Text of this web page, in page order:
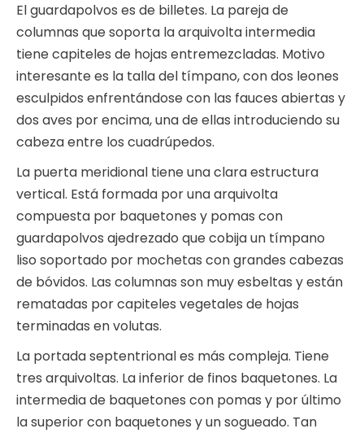
El guardapolvos es de billetes. La pareja de
columnas que soporta la arquivolta intermedia
tiene capiteles de hojas entremezcladas. Motivo
interesante es la talla del tímpano, con dos leones
esculpidos enfrentándose con las fauces abiertas y
dos aves por encima, una de ellas introduciendo su
cabeza entre los cuadrúpedos.
La puerta meridional tiene una clara estructura
vertical. Está formada por una arquivolta
compuesta por baquetones y pomas con
guardapolvos ajedrezado que cobija un tímpano
liso soportado por mochetas con grandes cabezas
de bóvidos. Las columnas son muy esbeltas y están
rematadas por capiteles vegetales de hojas
terminadas en volutas.
La portada septentrional es más compleja. Tiene
tres arquivoltas. La inferior de finos baquetones. La
intermedia de baquetones con pomas y por último
la superior con baquetones y un sogueado. Tan